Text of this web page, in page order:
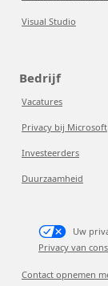
Visual Studio
Bedrijf
Vacatures
Privacy bij Microsoft
Investeerders
Duurzaamheid
Uw
Privacy van
Contact opnemen